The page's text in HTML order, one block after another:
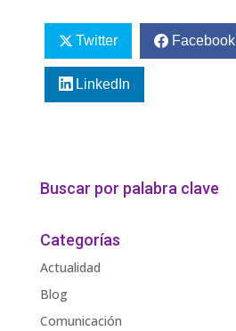
Twitter Facebook
LinkedIn
Buscar por palabra clave
Categorías
Actualidad
Blog
Comunicación